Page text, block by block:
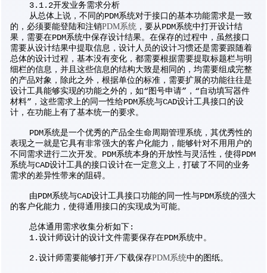
3.1.2开发业务需求分析
从总体上说，不同的PDM系统对于接口的基本功能需求是一致
的，必须要能登陆和注销PDM系统 ，要从PDM系统中打开设计结
果，需要在PDM系统中保存设计结果。在保存的过程中，虽然接口
需要从设计结果中提取信息，设计人员的设计习惯还是需要跟随着
总体的设计过程，基本没有变化，都需要根据需要提取标题栏与明
细栏的信息，并且这些信息的结构大致是相同的，均需要组成完整
的产品对象，除此之外，根据单位的标准，需要扩展的功能往往是
设计工具能够实现的功能之外的，如“图号申请”，“自动填写器件
材料”，这些需求上的同一性给PDM系统与CAD设计工具接口的设
计，在功能上有了基本统一的要求。
PDM系统是一个优秀的产品全生命周期管理系统，其优秀性的
表现之一就是它具有非常强大的客户化能力，能够针对不用用户的
不同需求进行二次开发。PDM系统本身的开放性与灵活性，使得PDM
系统与CAD设计工具的接口设计在一定意义上，打破了不同的业务
需求的差异性带来的阻碍。
由PDM系统与CAD设计工具接口功能的同一性与PDM系统的强大
的客户化能力，使得通用接口的实现成为可能。
总体通用需求收集分析如下:
1.设计师设计的设计文件需要保存在PDM系统中。
2.设计师需要能够打开/下载保存PDM系统中的图纸。